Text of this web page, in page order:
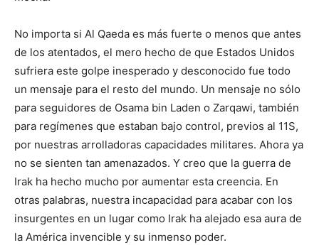
No importa si Al Qaeda es más fuerte o menos que antes
de los atentados, el mero hecho de que Estados Unidos
sufriera este golpe inesperado y desconocido fue todo
un mensaje para el resto del mundo. Un mensaje no sólo
para seguidores de Osama bin Laden o Zarqawi, también
para regímenes que estaban bajo control, previos al 11S,
por nuestras arrolladoras capacidades militares. Ahora ya
no se sienten tan amenazados. Y creo que la guerra de
Irak ha hecho mucho por aumentar esta creencia. En
otras palabras, nuestra incapacidad para acabar con los
insurgentes en un lugar como Irak ha alejado esa aura de
la América invencible y su inmenso poder.